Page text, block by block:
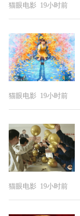
猫眼电影 19小时前
猫眼电影 19小时前
猫眼电影 19小时前